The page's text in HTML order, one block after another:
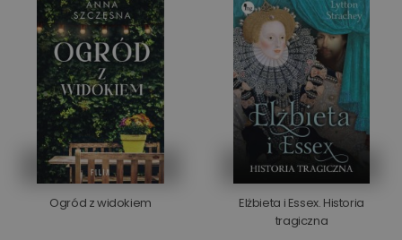
Ogród z widokiem
Elżbieta i Essex. Historia
tragiczna